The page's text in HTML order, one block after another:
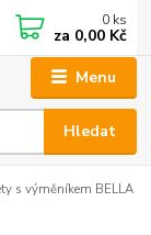
Menu
Hledat
0 ks
za 0,00 Kč
s výměníkem BELLA